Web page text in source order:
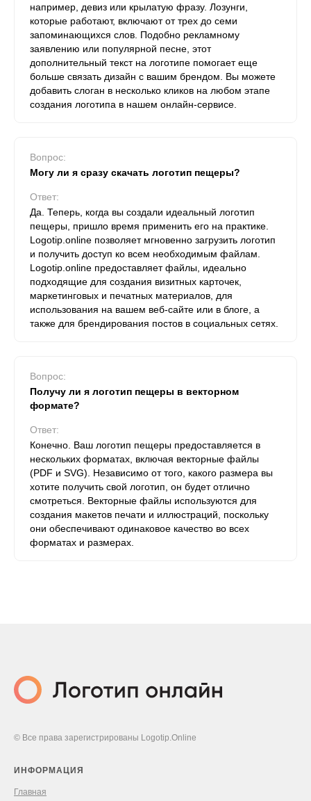
например, девиз или крылатую фразу. Лозунги,
которые работают, включают от трех до семи
запоминающихся слов. Подобно рекламному
заявлению или популярной песне, этот
дополнительный текст на логотипе помогает еще
больше связать дизайн с вашим брендом. Вы можете
добавить слоган в несколько кликов на любом этапе
создания логотипа в нашем онлайн-сервисе.
Вопрос:
Могу ли я сразу скачать логотип пещеры?
Ответ:
Да. Теперь, когда вы создали идеальный логотип
пещеры, пришло время применить его на практике.
Logotip.online позволяет мгновенно загрузить логотип
и получить доступ ко всем необходимым файлам.
Logotip.online предоставляет файлы, идеально
подходящие для создания визитных карточек,
маркетинговых и печатных материалов, для
использования на вашем веб-сайте или в блоге, а
также для брендирования постов в социальных сетях.
Вопрос:
Получу ли я логотип пещеры в векторном
формате?
Ответ:
Конечно. Ваш логотип пещеры предоставляется в
нескольких форматах, включая векторные файлы
(PDF и SVG). Независимо от того, какого размера вы
хотите получить свой логотип, он будет отлично
смотреться. Векторные файлы используются для
создания макетов печати и иллюстраций, поскольку
они обеспечивают одинаковое качество во всех
форматах и ​​размерах.
© Все права зарегистрированы Logotip.Online
ИНФОРМАЦИЯ
Главная